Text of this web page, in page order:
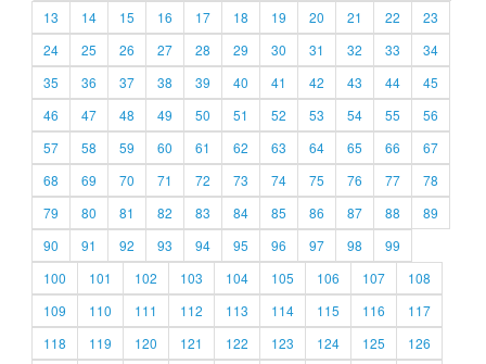
13
14 15 16 17 18 19 20 21 22
23
24
25 26 27 28 29 30 31 32 33
34
35
36 37 38 39 40 41 42 43 44
45
46
47 48 49 50 51 52 53 54 55
56
57
58 59 60 61 62 63 64 65 66
67
68
69 70 71 72 73 74 75 76 77
78
79
80 81 82 83 84 85 86 87 88
89
90
91 92 93 94 95 96 97 98
99
100
101 102 103 104 105 106 107
108
109
110 111 112 113 114 115 116
117
118
119 120 121 122 123 124 125
126